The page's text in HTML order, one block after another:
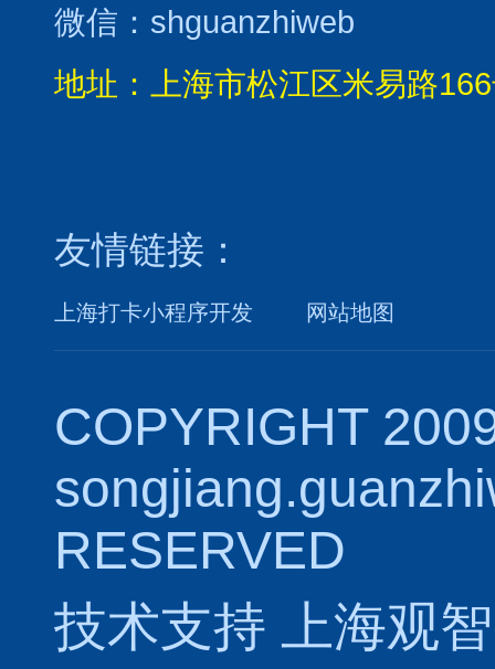
微信：shguanzhiweb
地址：上海市松江区米易路
友情链接：
上海打卡小程序开发 网站地图
COPYRIGHT
RESERVED
技术支持
上海观